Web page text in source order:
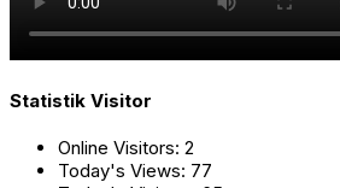
Statistik Visitor
Online Visitors: 2
Today's Views: 77